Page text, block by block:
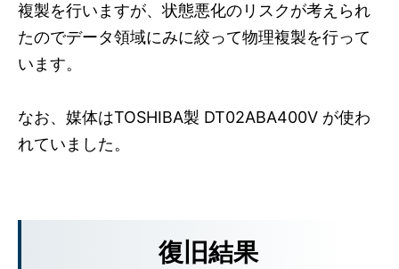
複製を行いますが、状態悪化のリスクが考えられ
たのでデータ領域にみに絞って物理複製を行って
います。
なお、媒体はTOSHIBA製 DT02ABA400V が使わ
れていました。
復旧結果